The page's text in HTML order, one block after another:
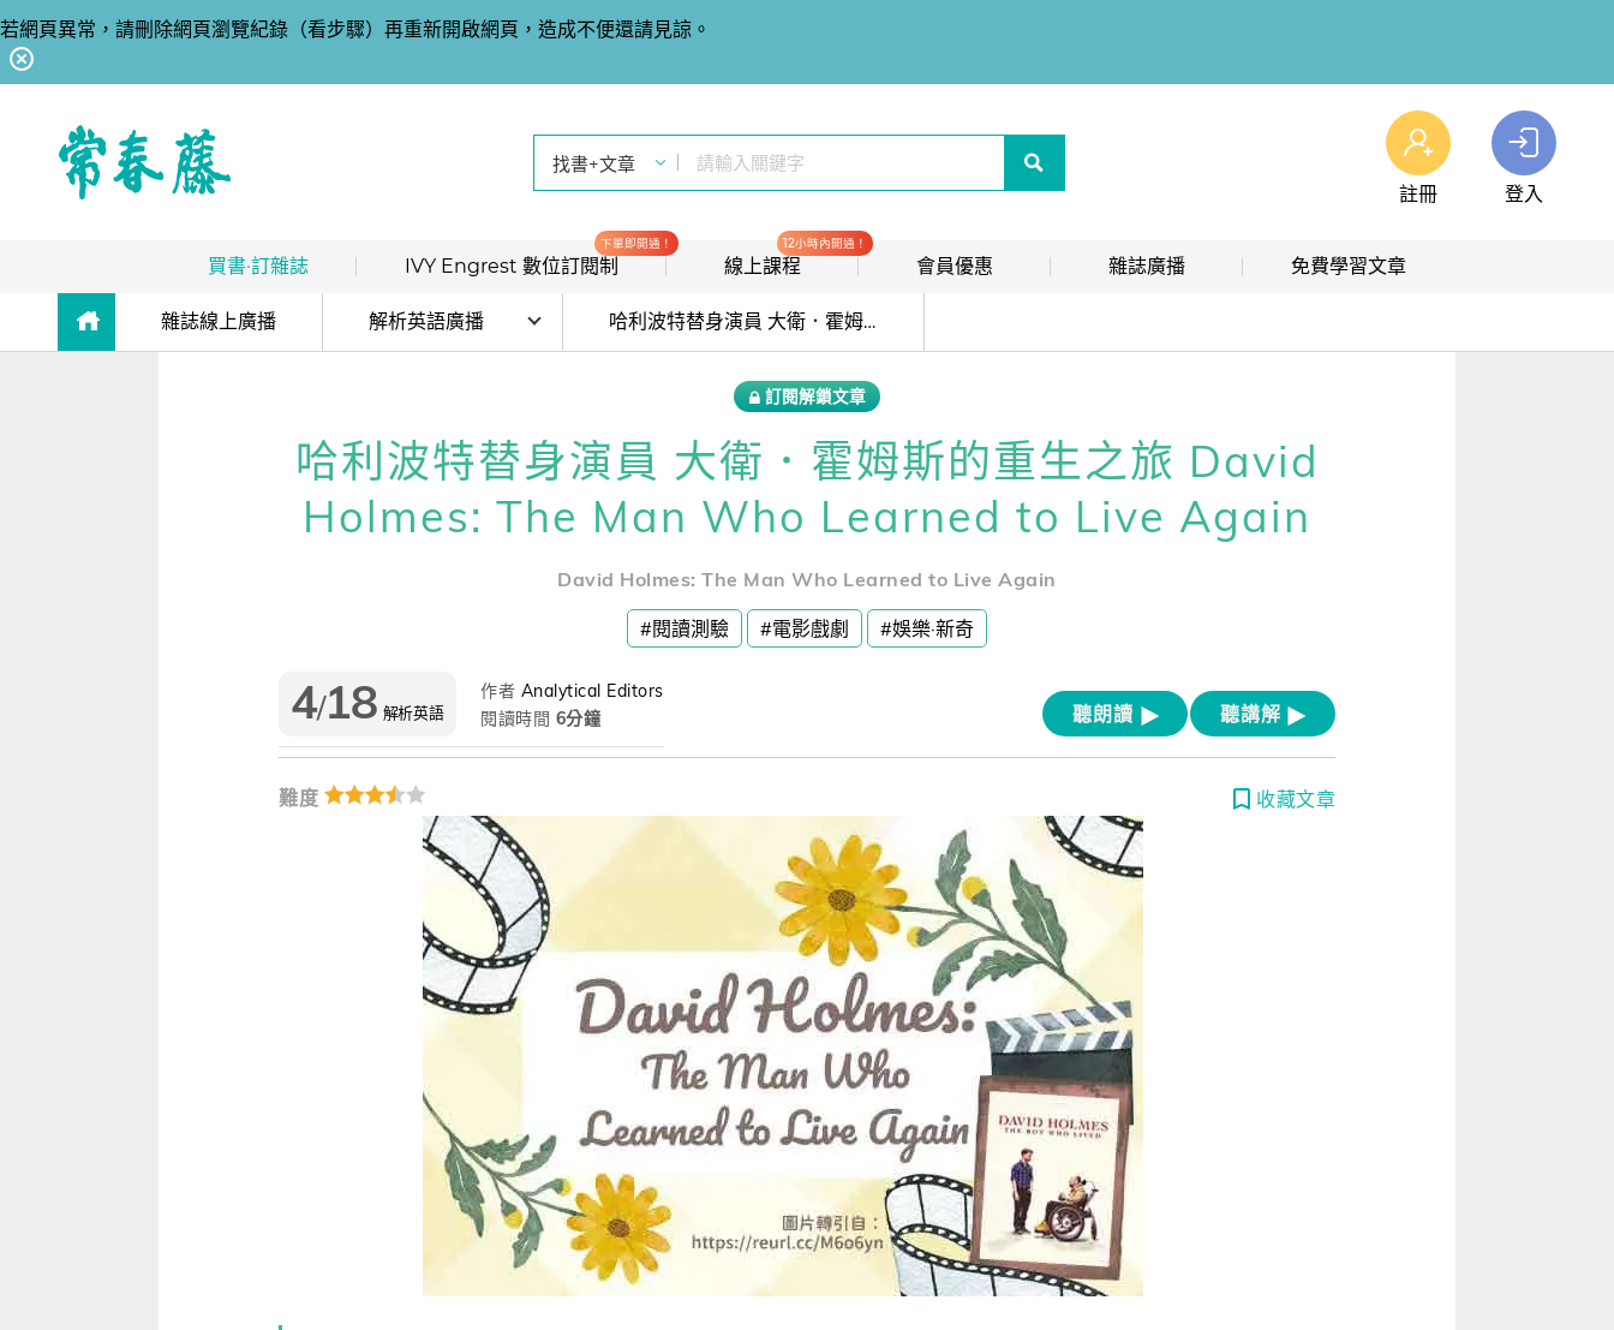
若網頁異常，請刪除網頁瀏覽紀錄（看步驟）再重新開啟網頁，造成不便還請見諒。
註冊 登入
買書·訂雜誌
熱銷排行｜最多人買
數位訂閱 / 線上課程 hot
升大學系列（新課綱適用）
升科大四技大專系列
大專院校系列
TOEIC 新制多益
TOEIC Bridge多益普級
IELTS 雅思
初級全民英檢
中級全民英檢
桌曆．月曆．行事曆
啟蒙～國小
IVY Engrest 數位訂閱制
下單即開通！
數位訂閱制介紹
我的閱讀區
高效學習計畫表
我的學習設定 / 記錄
每日 Quiz 複習區
單字收藏 / 小考複習區
我的訂閱·推播設定
訂閱制更新月誌
訂閱讀者回饋宣言
線上課程
12小時內開通！
線上影音課程
會員優惠
會員限定活動
會員升等辦法
雜誌廣播
生活英語廣播
免費學習文章
時事·新知
單字·俚語·用法
GEPT 全民英檢，聽/說/讀/寫一次過！
寫作·題型攻略
職場·商務應用
雜誌線上廣播 解析英語廣播 目前位於: 哈利波特替身演員 大衛．霍姆斯的重生之旅 David Holmes: The Man Who Learned to Live Again
訂閱解鎖文章
哈利波特替身演員 大衛．霍姆斯的重生之旅 David
Holmes: The Man Who Learned to Live Again
David Holmes: The Man Who Learned to Live Again
#閱讀測驗 #電影戲劇 #娛樂·新奇
4/18 解析英語
作者 Analytical Editors
閱讀時間 6分鐘 聽講解
聽朗讀
難度 收藏文章